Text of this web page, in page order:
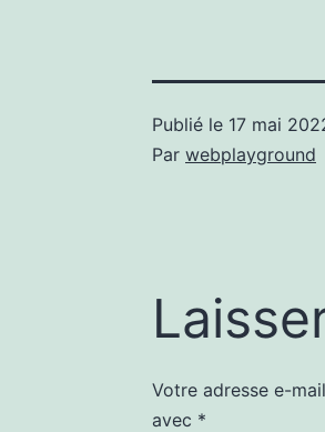
Publié le 17 mai
Par webplayground
Votre adresse e-
avec *